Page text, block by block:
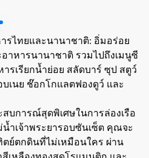
รไทยและนานาชาติ: อิ่มอร่อย
าหารนานาชาติ รวมไปถึงเมนูซี
รเรียกน้ำย่อย สลัดบาร์ ซุป สตูว์
เนย ช๊อกโกแลตฟองดูว์ และ
บการณ์สุดพิเศษในการล่องเรือ
น้ำเจ้าพระยารอบซันเซ็ต คุณจะ
ย์ตกดินที่ไม่เหมือนใคร ผ่าน